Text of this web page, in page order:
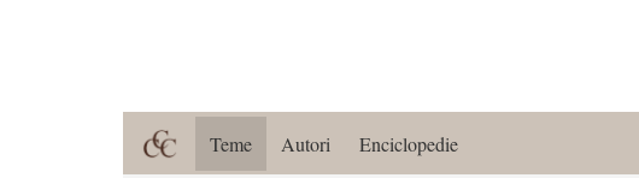
Teme Autori Enciclopedie